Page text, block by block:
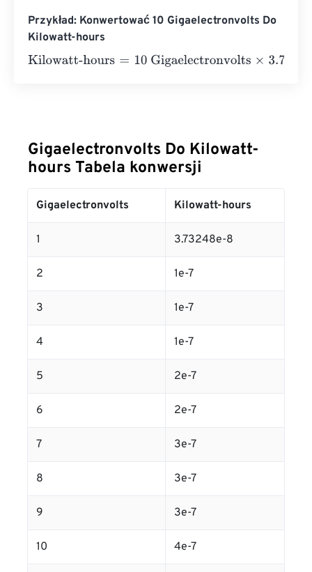
Przykład: Konwertować 10 Gigaelectronvolts Do
Kilowatt-hours
Kilowatt-hours=10 Gigaelectronvolts×
Gigaelectronvolts Do Kilowatt-
hours Tabela konwersji
Gigaelectronvolts Kilowatt-hours
1 3.73248e-8
2 1e-7
3 1e-7
4 1e-7
5 2e-7
6 2e-7
7 3e-7
8 3e-7
9 3e-7
10 4e-7